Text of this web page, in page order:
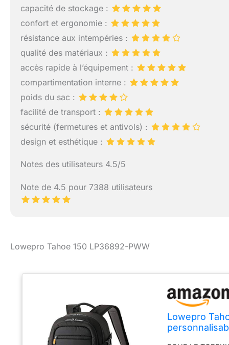
capacité de stockage :
confort et ergonomie :
résistance aux intempéries :
qualité des matériaux :
accès rapide à l’équipement :
compartimentation interne :
poids du sac :
facilité de transport :
sécurité (fermetures et antivols) :
design et esthétique :
Notes des utilisateurs 4.5/5
Note de 4.5 pour 7388 utilisateurs
Lowepro Tahoe 150 LP36892-PWW
Lowepro